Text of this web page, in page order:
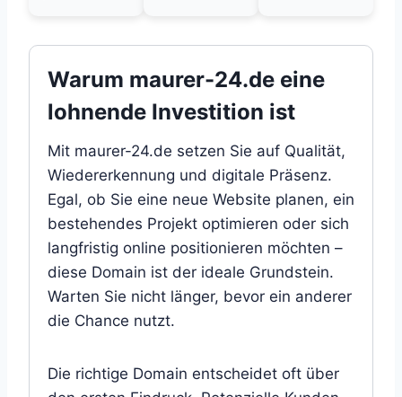
Warum maurer-24.de eine
lohnende Investition ist
Mit maurer-24.de setzen Sie auf Qualität,
Wiedererkennung und digitale Präsenz.
Egal, ob Sie eine neue Website planen, ein
bestehendes Projekt optimieren oder sich
langfristig online positionieren möchten –
diese Domain ist der ideale Grundstein.
Warten Sie nicht länger, bevor ein anderer
die Chance nutzt.
Die richtige Domain entscheidet oft über